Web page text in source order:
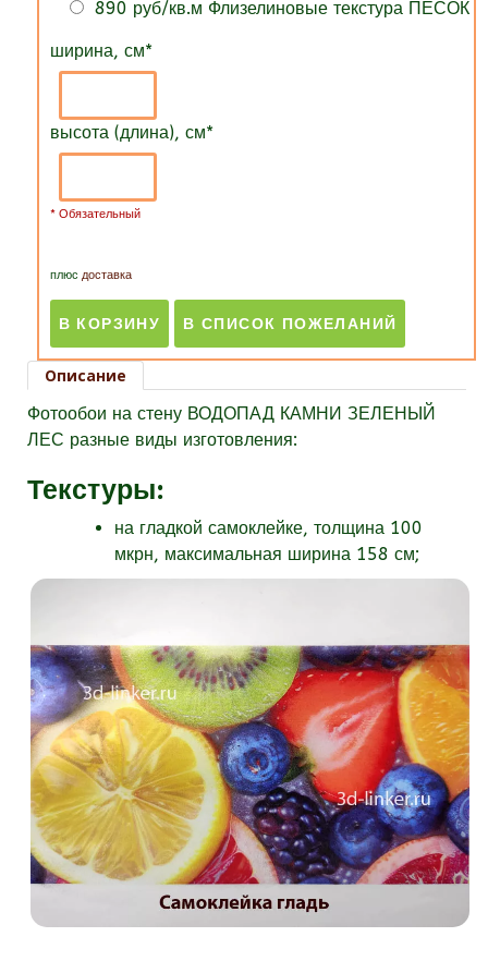
890 руб/кв.м Флизелиновые текстура ПЕСОК
ширина, см*
высота (длина), см*
* Обязательный
плюс доставка
Описание
Фотообои на стену ВОДОПАД КАМНИ ЗЕЛЕНЫЙ
ЛЕС разные виды изготовления:
Текстуры:
на гладкой самоклейке, толщина 100
мкрн, максимальная ширина 158 см;